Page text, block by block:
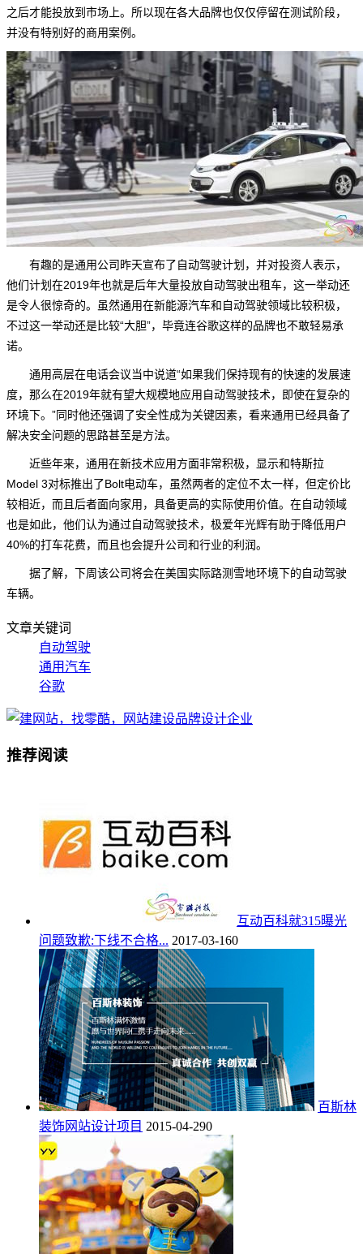
之后才能投放到市场上。所以现在各大品牌也仅仅停留在测试阶段，
并没有特别好的商用案例。
有趣的是通用公司昨天宣布了自动驾驶计划，并对投资人表示，
他们计划在2019年也就是后年大量投放自动驾驶出租车，这一举动还
是令人很惊奇的。虽然通用在新能源汽车和自动驾驶领域比较积极，
不过这一举动还是比较“大胆”，毕竟连谷歌这样的品牌也不敢轻易承
诺。
通用高层在电话会议当中说道“如果我们保持现有的快速的发展速
度，那么在2019年就有望大规模地应用自动驾驶技术，即使在复杂的
环境下。”同时他还强调了安全性成为关键因素，看来通用已经具备了
解决安全问题的思路甚至是方法。
近些年来，通用在新技术应用方面非常积极，显示和特斯拉
Model 3对标推出了Bolt电动车，虽然两者的定位不太一样，但定价比
较相近，而且后者面向家用，具备更高的实际使用价值。在自动领域
也是如此，他们认为通过自动驾驶技术，极爱年光辉有助于降低用户
40%的打车花费，而且也会提升公司和行业的利润。
据了解，下周该公司将会在美国实际路测雪地环境下的自动驾驶
车辆。
文章关键词
自动驾驶
通用汽车
谷歌
推荐阅读
互动百科就315曝光
问题致歉:下线不合格... 2017-03-160
百斯林
装饰网站设计项目 2015-04-290